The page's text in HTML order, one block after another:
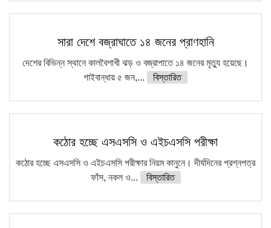
সারা দেশে বজ্রাঘাতে ১৪ জনের প্রাণহানি
দেশের বিভিন্ন স্থানে কালবৈশাখী ঝড় ও বজ্রাপাতে ১৪ জনের মৃত্যু হয়েছে।
গাইবান্ধায় ৫ জন,...
বিস্তারিত
কঠোর হচ্ছে এসএসসি ও এইচএসসি পরীক্ষা
কঠোর হচ্ছে এসএসসি ও এইচএসসি পরীক্ষার নিয়ম কানুনে। দীর্ঘদিনের প্রশ্নপত্র
ফাঁস, নকল ও...
বিস্তারিত